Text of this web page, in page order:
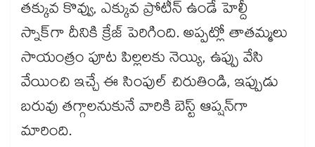
తక్కువ కొవ్వు, ఎక్కువ ప్రోటీన్ ఉండే హెల్దీ
స్నాక్‌గా దీనికి క్రేజ్ పెరిగింది. అప్పట్లో తాతమ్మలు
సాయంత్రం పూట పిల్లలకు నెయ్యి, ఉప్పు వేసి
వేయించి ఇచ్చే ఈ సింపుల్ చిరుతిండి, ఇప్పుడు
బరువు తగ్గాలనుకునే వారికి బెస్ట్ ఆప్షన్‌గా
మారింది.